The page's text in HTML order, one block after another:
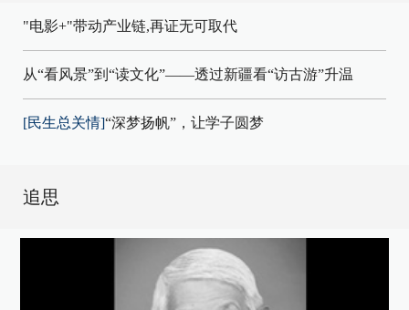
"电影+"带动产业链,再证无可取代
从“看风景”到“读文化”——透过新疆看“访古游”升温
[民生总关情]“深梦扬帆”，让学子圆梦
追思